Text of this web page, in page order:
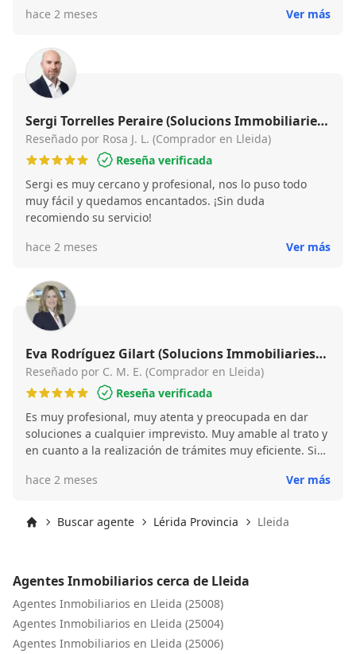
hace 2 meses
Ver más
Sergi Torrelles Peraire (Solucions Immobiliaries
Curià)
Reseñado por Rosa J. L. (Comprador en Lleida)
Reseña verificada
Sergi es muy cercano y profesional, nos lo puso todo
muy fácil y quedamos encantados. ¡Sin duda
recomiendo su servicio!
hace 2 meses
Ver más
Eva Rodríguez Gilart (Solucions Immobiliaries
Curià)
Reseñado por C. M. E. (Comprador en Lleida)
Reseña verificada
Es muy profesional, muy atenta y preocupada en dar
soluciones a cualquier imprevisto. Muy amable al trato y
en cuanto a la realización de trámites muy eficiente. Sin
servicios inmobiliarios.
hace 2 meses Ver más
Buscar agente Lérida Provincia Lleida
Agentes Inmobiliarios cerca de Lleida
Agentes Inmobiliarios en Lleida (25008)
Agentes Inmobiliarios en Lleida (25004)
Agentes Inmobiliarios en Lleida (25006)